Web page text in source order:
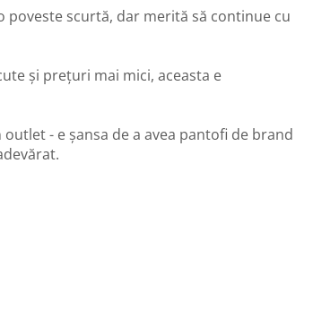
scurtă, dar merită să continue cu
și prețuri mai mici, aceasta e
- e șansa de a avea pantofi de brand